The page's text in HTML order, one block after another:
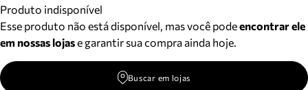
Produto indisponível
Esse produto não está disponível, mas você podeencontrar ele
em nossas lojase garantir sua compra ainda hoje.
Buscar em lojas